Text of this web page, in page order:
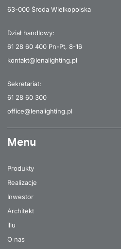
63-000 Środa Wielkopolska
Dział handlowy:
61 28 60 400 Pn-Pt, 8-16
kontakt@lenalighting.pl
Sekretariat:
61 28 60 300
office@lenalighting.pl
Menu
Produkty
Realizacje
Inwestor
Architekt
illu
O nas